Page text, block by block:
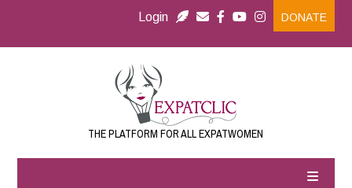
Login DONATE
THE PLATFORM FOR ALL EXPATWOMEN